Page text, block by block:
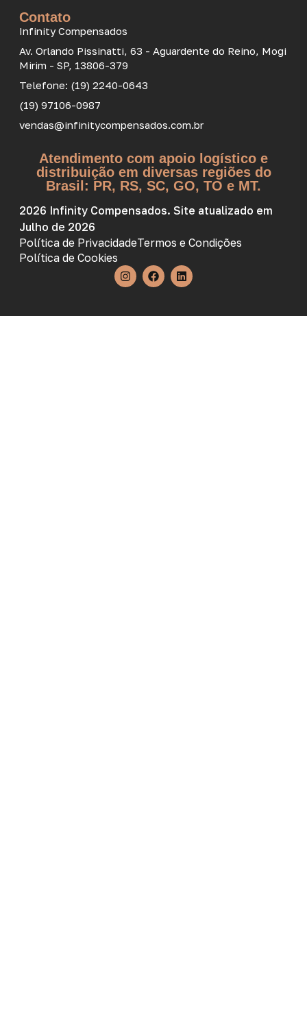
Contato
Infinity Compensados
Av. Orlando Pissinatti, 63 - Aguardente do Reino, Mogi
Mirim - SP, 13806-379
Telefone: (19) 2240-0643
(19) 97106-0987
vendas@infinitycompensados.com.br
Atendimento com apoio logístico e
distribuição em diversas regiões do
Brasil: PR, RS, SC, GO, TO e MT.
2026 Infinity Compensados. Site atualizado em
Julho de 2026
Política de PrivacidadeTermos e Condições
Política de Cookies